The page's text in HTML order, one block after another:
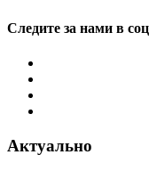
Следите за нами в
Актуально